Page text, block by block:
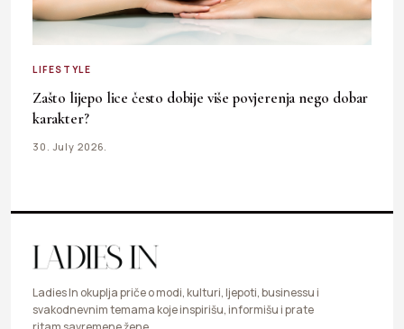
LIFESTYLE
Zašto lijepo lice često dobije više povjerenja nego dobar
karakter?
30. July 2026.
Ladies In okuplja priče o modi, kulturi, ljepoti, businessu i
svakodnevnim temama koje inspirišu, informišu i prate